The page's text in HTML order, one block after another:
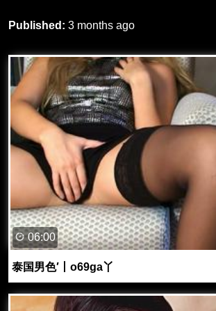
Published: 3 months ago
06:00
泰国男色′丨o69ga丫